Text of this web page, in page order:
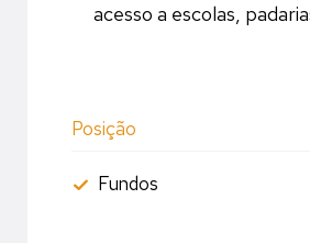
acesso a escolas,
Posição
Fundos